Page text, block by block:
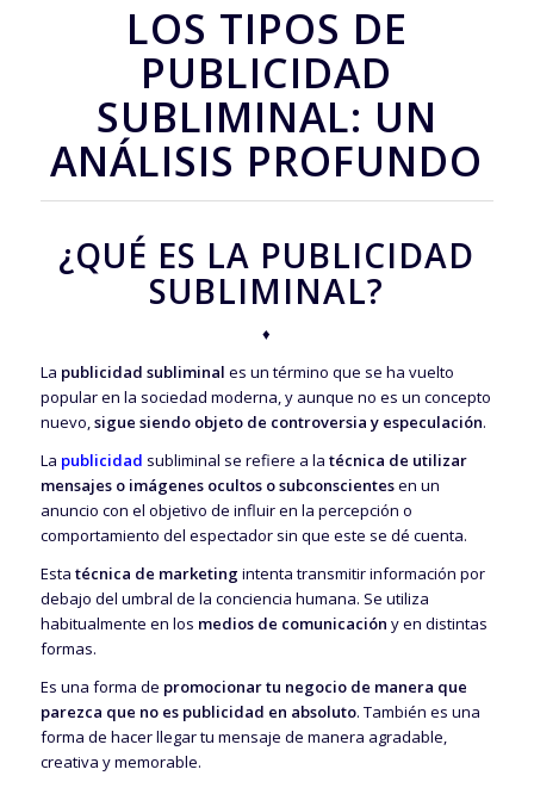
LOS TIPOS DE
PUBLICIDAD
SUBLIMINAL: UN
ANÁLISIS PROFUNDO
¿QUÉ ES LA PUBLICIDAD
SUBLIMINAL?
♦
La publicidad subliminal es un término que se ha vuelto
popular en la sociedad moderna, y aunque no es un concepto
nuevo,sigue siendo objeto de controversia y especulación.
La publicidad subliminal se refiere a la técnica de utilizar
mensajes o imágenes ocultos o subconscientesen un
anuncio con el objetivo de influir en la percepción o
comportamiento del espectador sin que este se dé cuenta.
Esta técnica de marketingintenta transmitir información por
debajo del umbral de la conciencia humana. Se utiliza
habitualmente en los medios de comunicación y en distintas
formas.
Es una forma de promocionar tu negocio de manera que
parezca que no es publicidad en absoluto. También es una
forma de hacer llegar tu mensaje de manera agradable,
creativa y memorable.